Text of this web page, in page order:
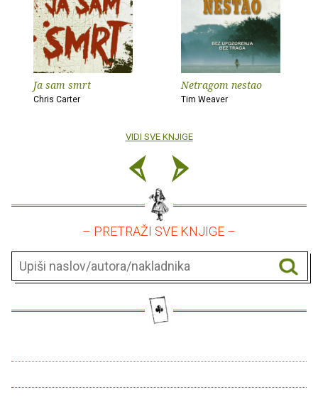
Ja sam smrt
Chris Carter
Netragom nestao
Tim Weaver
VIDI SVE KNJIGE
– PRETRAŽI SVE KNJIGE –